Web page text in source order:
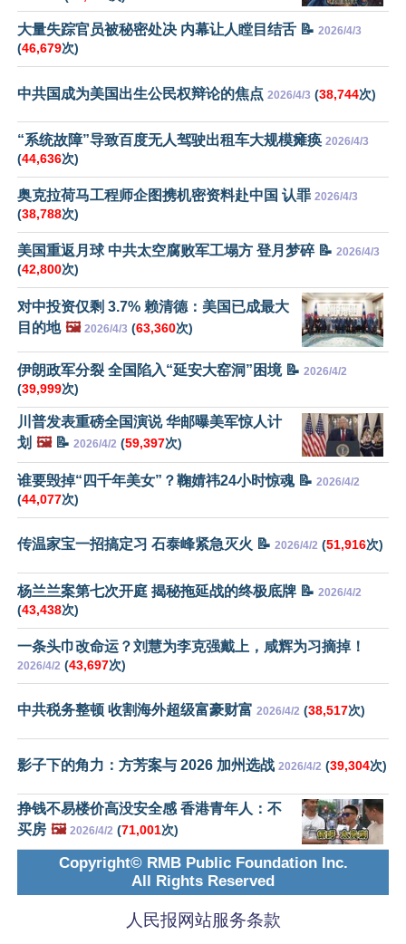
大量失踪官员被秘密处决 内幕让人瞠目结舌 📝 2026/4/3
(46,679次)
中共国成为美国出生公民权辩论的焦点 2026/4/3 (38,744次)
“系统故障”导致百度无人驾驶出租车大规模瘫痪 2026/4/3
(44,636次)
奥克拉荷马工程师企图携机密资料赴中国 认罪 2026/4/3
(38,788次)
美国重返月球 中共太空腐败军工塌方 登月梦碎 📝 2026/4/3
(42,800次)
对中投资仅剩 3.7% 赖清德：美国已成最大
目的地 🖼️ 2026/4/3 (63,360次)
伊朗政军分裂 全国陷入“延安大窑洞”困境 📝 2026/4/2
(39,999次)
川普发表重磅全国演说 华邮曝美军惊人计
划 🖼️📝 2026/4/2 (59,397次)
谁要毁掉“四千年美女”？鞠婧祎24小时惊魂 📝 2026/4/2
(44,077次)
传温家宝一招搞定习 石泰峰紧急灭火 📝 2026/4/2 (51,916次)
杨兰兰案第七次开庭 揭秘拖延战的终极底牌 📝 2026/4/2
(43,438次)
一条头巾改命运？刘慧为李克强戴上，咸辉为习摘掉！
2026/4/2 (43,697次)
中共税务整顿 收割海外超级富豪财富 2026/4/2 (38,517次)
影子下的角力：方芳案与 2026 加州选战 2026/4/2 (39,304次)
挣钱不易楼价高没安全感 香港青年人：不
买房 🖼️ 2026/4/2 (71,001次)
Copyright© RMB Public Foundation Inc.
All Rights Reserved
人民报网站服务条款